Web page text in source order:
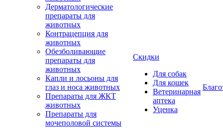
Дерматологические
препараты для
животных
Контрацепция для
животных
Обезболивающие
препараты для
животных
Капли и лосьоны для
глаз и носа животных
Препараты для ЖКТ
животных
Препараты для
мочеполовой системы
Скидки
Для собак
Для кошек
Ветеринарная
аптека
Уценка